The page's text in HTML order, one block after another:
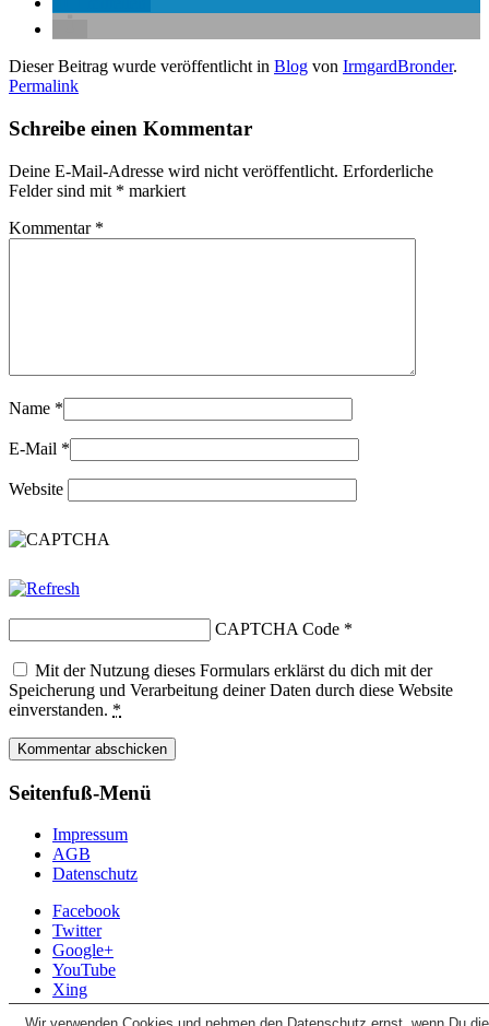
Dieser Beitrag wurde veröffentlicht in Blog von IrmgardBronder.
Permalink
Schreibe einen Kommentar
Deine E-Mail-Adresse wird nicht veröffentlicht. Erforderliche
Felder sind mit * markiert
Kommentar *
Name *
E-Mail *
Website
CAPTCHA Code *
Mit der Nutzung dieses Formulars erklärst du dich mit der
Speicherung und Verarbeitung deiner Daten durch diese Website
einverstanden. *
Seitenfuß-Menü
Impressum
AGB
Datenschutz
Facebook
Twitter
Google+
YouTube
Xing